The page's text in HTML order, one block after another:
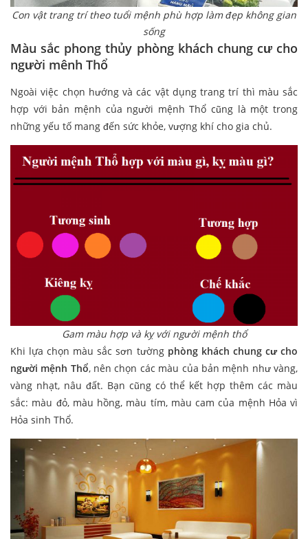
Con vật trang trí theo tuổi mệnh phù hợp làm đẹp không gian
sống
Màu sắc phong thủy phòng khách chung cư cho
người mênh Thổ
Ngoài việc chọn hướng và các vật dụng trang trí thì màu sắc
hợp với bản mệnh của người mệnh Thổ cũng là một trong
những yếu tố mang đến sức khỏe, vượng khí cho gia chủ.
Gam màu hợp và kỵ với người mệnh thổ
Khi lựa chọn màu sắc sơn tường phòng khách chung cư cho
người mệnh Thổ, nên chọn các màu của bản mệnh như vàng,
vàng nhạt, nâu đất. Bạn cũng có thể kết hợp thêm các màu
sắc: màu đỏ, màu hồng, màu tím, màu cam của mệnh Hỏa vì
Hỏa sinh Thổ.